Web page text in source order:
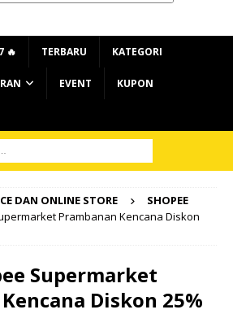
🔥 TERBARU KATEGORI
EVENT KUPON
DAN ONLINE STORE
SHOPEE
Prambanan Kencana Diskon
Supermarket
Diskon 25%